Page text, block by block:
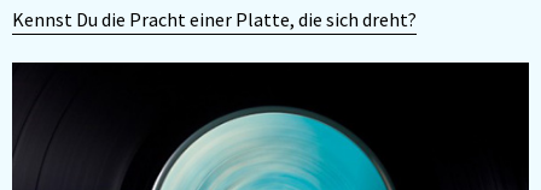
Kennst Du die Pracht einer Platte, die sich dreht?